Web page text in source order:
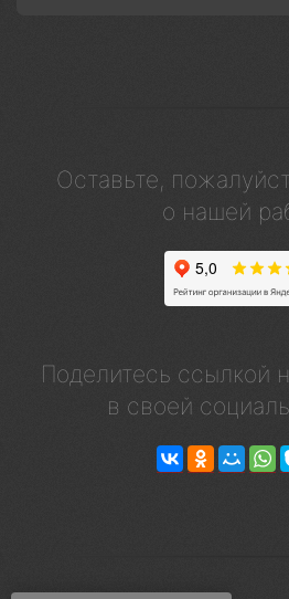
Оставьте,
о нашей
Поделитесь ссылкой
в своей